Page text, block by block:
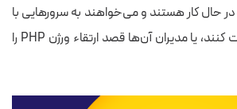
ورژن‌های قدیمی PHP در حال کار هستند و می‌خواهند به سرورهایی با
PHP ورژن ۵.۴ مهاجرت کنند، یا مدیران آن‌ها قصد ارتقاء ورژن PHP را